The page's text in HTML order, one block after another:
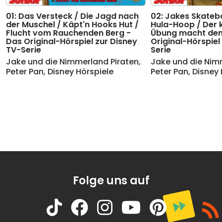
16 Kapitel 15: Peter Pans Rückkehr (Teil 1)01:46
17Pirateninsel(aus "Jake und die
Nimmerland Piraten")
01:00
Kapitel 01: Peter Pans Rückkehr (Teil
2)
01:37
22Kapitel 05: Peter Pans Rückkehr (Teil 02:15
Kapitel 06: Peter Pans Rückkehr (Teil
Kapitel 07: Peter Pans Rückkehr (Teil 01:32
01: Das Versteck / Die Jagd nach
der Muschel / Käpt'n Hooks Hut /
Flucht vom Rauchenden Berg -
Das Original-Hörspiel zur Disney
TV-Serie
Jake und die Nimmerland Piraten,
Peter Pan, Disney Hörspiele
02: Jakes
Hula-Hoop / Der
Übung macht
Original-Hörspiel
Serie
Jake und die
Peter Pan, Disney
Folge uns auf